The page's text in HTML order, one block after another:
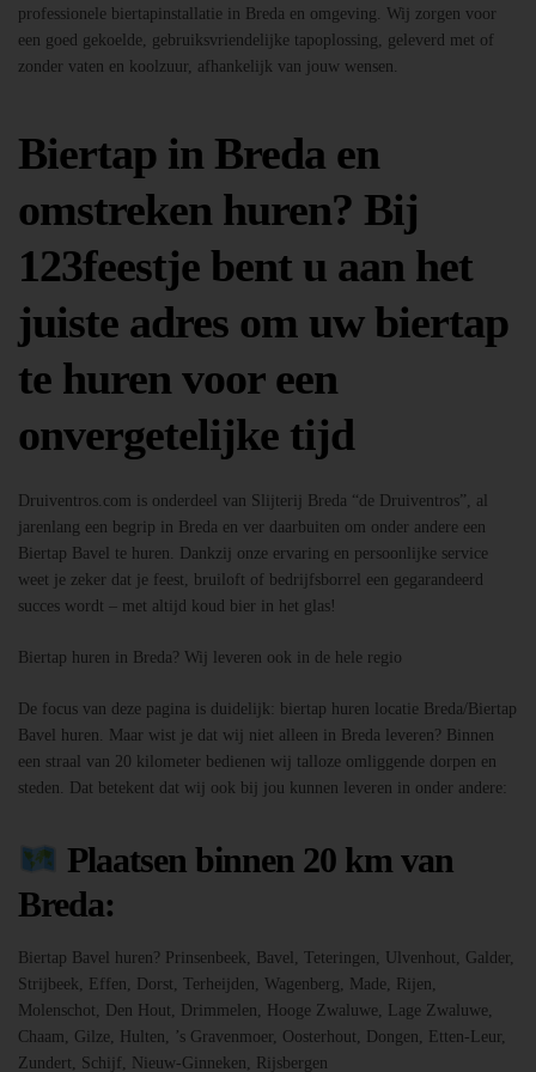
professionele biertapinstallatie in Breda en omgeving. Wij zorgen voor
een goed gekoelde, gebruiksvriendelijke tapoplossing, geleverd met of
zonder vaten en koolzuur, afhankelijk van jouw wensen.
Biertap in Breda en
omstreken huren? Bij
123feestje bent u aan het
juiste adres om uw biertap
te huren voor een
onvergetelijke tijd
Druiventros.com is onderdeel van Slijterij Breda “de Druiventros”, al
jarenlang een begrip in Breda en ver daarbuiten om onder andere een
Biertap Bavel te huren. Dankzij onze ervaring en persoonlijke service
weet je zeker dat je feest, bruiloft of bedrijfsborrel een gegarandeerd
succes wordt – met altijd koud bier in het glas!
Biertap huren in Breda? Wij leveren ook in de hele regio
De focus van deze pagina is duidelijk: biertap huren locatie Breda/Biertap
Bavel huren. Maar wist je dat wij niet alleen in Breda leveren? Binnen
een straal van 20 kilometer bedienen wij talloze omliggende dorpen en
steden. Dat betekent dat wij ook bij jou kunnen leveren in onder andere:
Plaatsen binnen 20 km van
Breda:
Biertap Bavel huren? Prinsenbeek, Bavel, Teteringen, Ulvenhout, Galder,
Strijbeek, Effen, Dorst, Terheijden, Wagenberg, Made, Rijen,
Molenschot, Den Hout, Drimmelen, Hooge Zwaluwe, Lage Zwaluwe,
Chaam, Gilze, Hulten, ’s Gravenmoer, Oosterhout, Dongen, Etten-Leur,
Zundert, Schijf, Nieuw-Ginneken, Rijsbergen